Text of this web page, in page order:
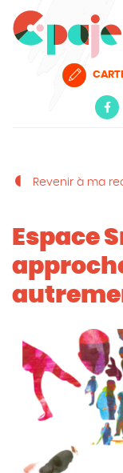
Revenir à ma
Espace